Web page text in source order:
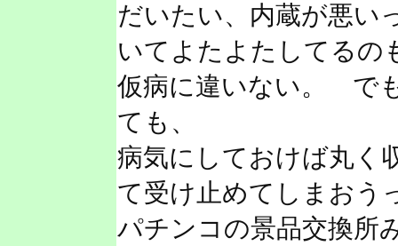
だいたい、内蔵が悪
いてよたよたしてるの
仮病に違いない。 で
ても、
病気にしておけば丸く
て受け止めてしまおう
パチンコの景品交換所